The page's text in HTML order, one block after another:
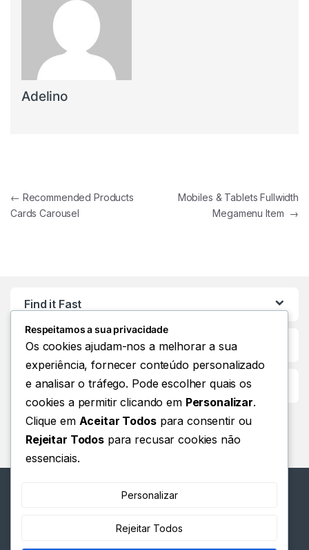
Adelino
Navegação de artigos
← Recommended Products
Cards Carousel
Mobiles & Tablets Fullwidth
Megamenu Item →
Find it Fast
Customer Care
Respeitamos a sua privacidade
Os cookies ajudam-nos a melhorar a sua
experiência, fornecer conteúdo personalizado
e analisar o tráfego. Pode escolher quais os
cookies a permitir clicando em Personalizar.
Clique em Aceitar Todospara consentir ou
Rejeitar Todos para recusar cookies não
essenciais.
Personalizar
Rejeitar Todos